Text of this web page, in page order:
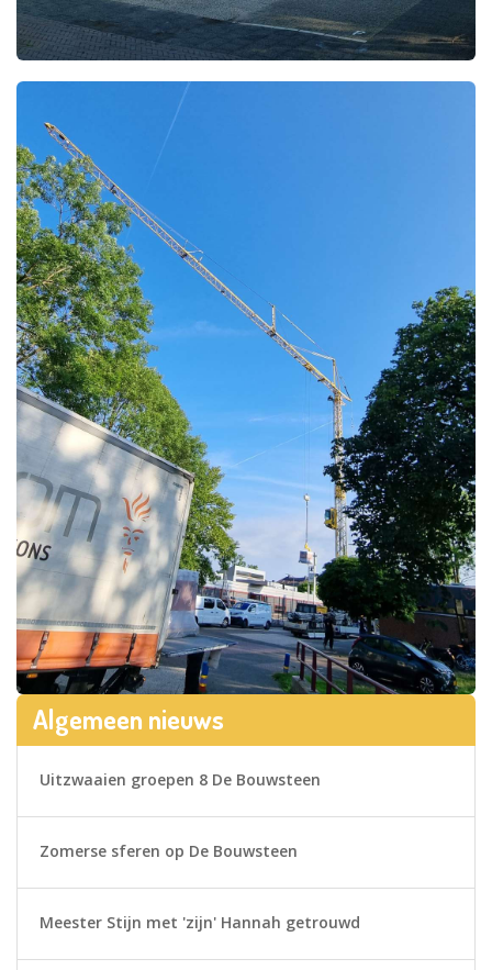
Algemeen nieuws
Uitzwaaien groepen 8 De Bouwsteen
Zomerse sferen op De Bouwsteen
Meester Stijn met 'zijn' Hannah getrouwd